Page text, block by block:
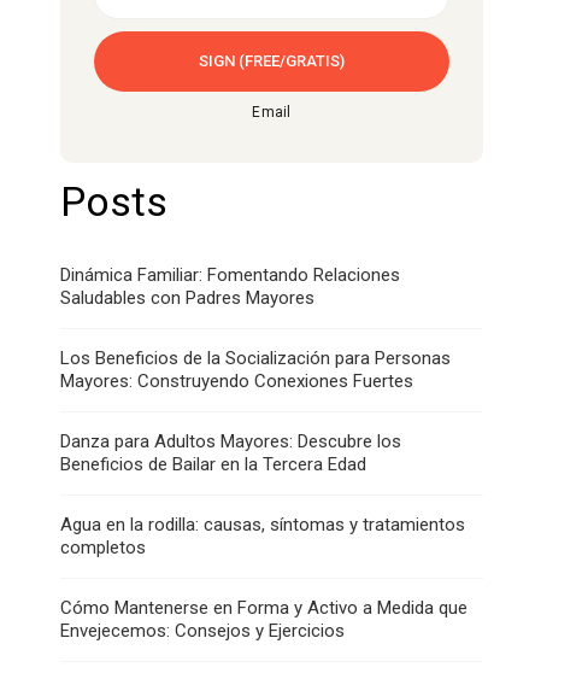
Email
Posts
Dinámica Familiar: Fomentando Relaciones
Saludables con Padres Mayores
Los Beneficios de la Socialización para Personas
Mayores: Construyendo Conexiones Fuertes
Danza para Adultos Mayores: Descubre los
Beneficios de Bailar en la Tercera Edad
Agua en la rodilla: causas, síntomas y tratamientos
completos
Cómo Mantenerse en Forma y Activo a Medida que
Envejecemos: Consejos y Ejercicios